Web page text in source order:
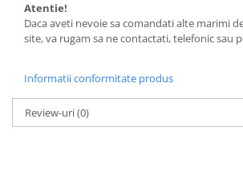
Atentie!
Daca aveti nevoie sa comandati alte marimi
site, va rugam sa ne contactati, telefonic sau
Informatii conformitate produs
Review-uri(0)